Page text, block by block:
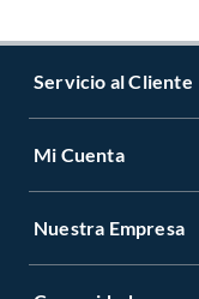
Servicio al Cliente
Contáctanos
Mi Cuenta
Registrate
Nuestra Empresa